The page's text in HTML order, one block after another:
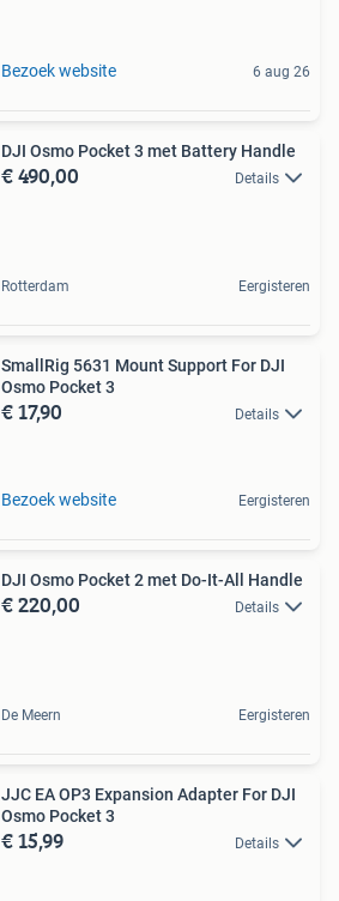
Bezoek website 6 aug 26
DJI Osmo Pocket 3 met Battery Handle
€ 490,00 Details
Rotterdam Eergisteren
SmallRig 5631 Mount Support For DJI
Osmo Pocket 3
€ 17,90 Details
Bezoek website Eergisteren
DJI Osmo Pocket 2 met Do-It-All Handle
€ 220,00 Details
De Meern Eergisteren
JJC EA OP3 Expansion Adapter For DJI
Osmo Pocket 3
€ 15,99 Details